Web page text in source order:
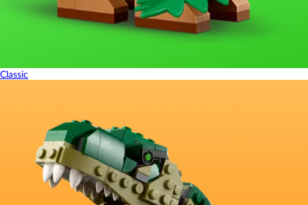
Classic